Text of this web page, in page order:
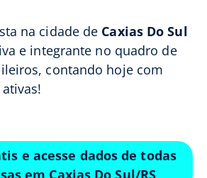
na cidade de Caxias Do Sul
e integrante no quadro de
contando hoje com
e acesse dados de todas
em Caxias Do Sul/RS